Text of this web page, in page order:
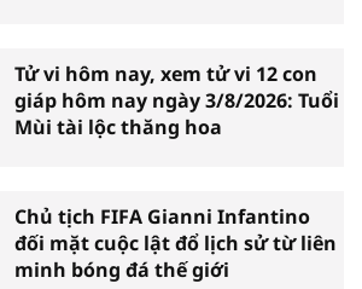
Tử vi hôm nay, xem tử vi 12 con
giáp hôm nay ngày 3/8/2026: Tuổi
Mùi tài lộc thăng hoa
Chủ tịch FIFA Gianni Infantino
đối mặt cuộc lật đổ lịch sử từ liên
minh bóng đá thế giới